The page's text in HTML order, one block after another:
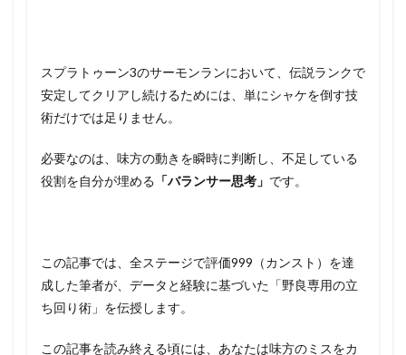
スプラトゥーン3のサーモンランにおいて、伝説ランクで
安定してクリアし続けるためには、単にシャケを倒す技
術だけでは足りません。
必要なのは、味方の動きを瞬時に判断し、不足している
役割を自分が埋める 「バランサー思考」 です。
この記事では、全ステージで評価999（カンスト）を達
成した筆者が、データと経験に基づいた「野良専用の立
ち回り術」を伝授します。
この記事を読み終える頃には、あなたは味方のミスをカ